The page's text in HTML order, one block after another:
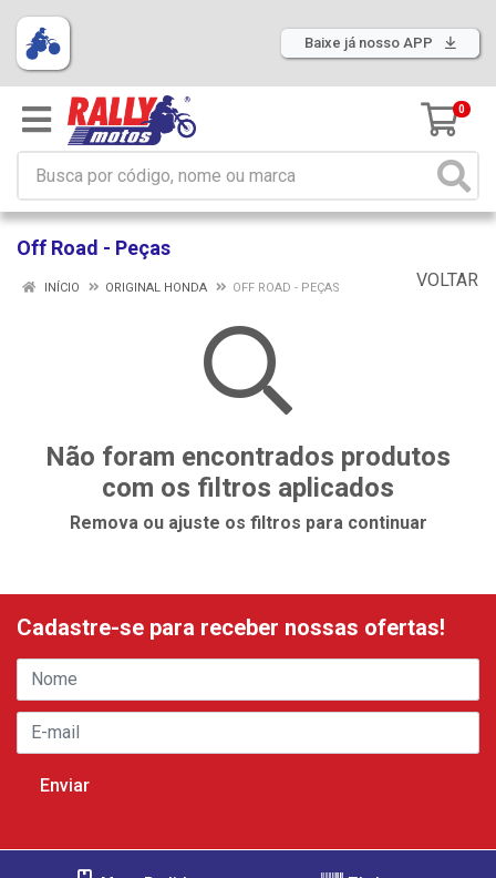
Baixe já nosso APP
0
Off Road - Peças
VOLTAR
INÍCIO ORIGINAL HONDA OFF ROAD - PEÇAS
Não foram encontrados produtos
com os filtros aplicados
Remova ou ajuste os filtros para continuar
Cadastre-se para receber nossas ofertas!